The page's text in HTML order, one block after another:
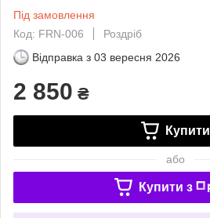
Під замовлення
Код: FRN-006
Роздріб
Відправка з 03 вересня 2026
2 850 ₴
Купити
або
Купити з